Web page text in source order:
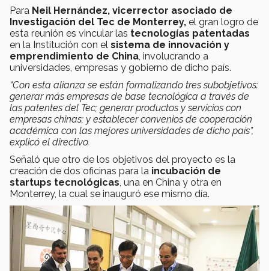
Para Neil Hernández, vicerrector asociado de
Investigación del Tec de Monterrey, el gran logro de
esta reunión es vincular las tecnologías patentadas
en la Institución con el sistema de innovación y
emprendimiento de China, involucrando a
universidades, empresas y gobierno de dicho país.
“Con esta alianza se están formalizando tres subobjetivos:
generar más empresas de base tecnológica a través de
las patentes del Tec; generar productos y servicios con
empresas chinas; y establecer convenios de cooperación
académica con las mejores universidades de dicho país”,
explicó el directivo.
Señaló que otro de los objetivos del proyecto es la
creación de dos oficinas para la incubación de
startups tecnológicas, una en China y otra en
Monterrey, la cual se inauguró ese mismo día.